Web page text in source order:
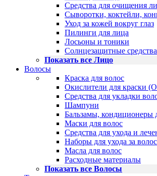
Средства для очищения
Сыворотки, коктейли,
Уход за кожей вокруг глаз
Пилинги для лица
Лосьоны и тоники
Солнцезащитные
Показать все Лицо
Волосы
Краска для волос
Окислители для краски
Средства для укладки
Шампуни
Бальзамы, кондиционеры
Маски для волос
Средства для ухода и
Наборы для ухода за
Масла для волос
Расходные материалы
Показать все Волосы